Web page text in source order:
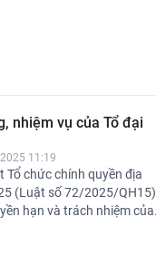
nhiệm vụ của Tổ đại
11:19
Tổ chức chính quyền địa
(Luật số 72/2025/QH15)
hạn và trách nhiệm của